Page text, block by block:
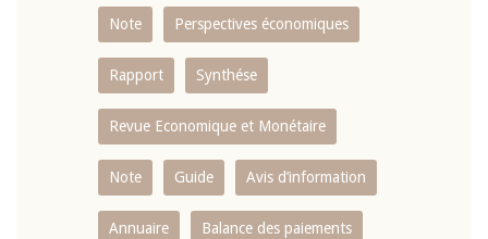
Note Perspectives économiques
Rapport Synthése
Revue Economique et Monétaire
Note Guide Avis d’information
Annuaire Balance des paiements